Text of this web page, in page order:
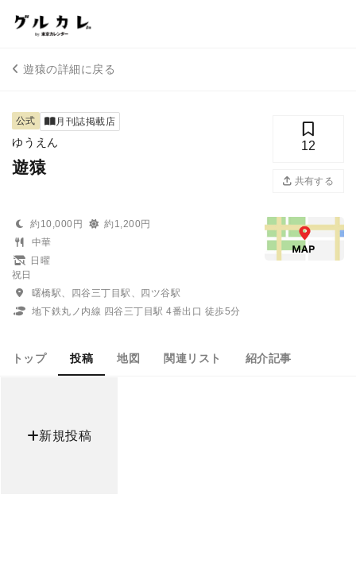
遊猿の詳細に戻る
公式 月刊誌掲載店
ゆうえん
遊猿
12
共有する
約10,000円
約1,200円
中華
日曜
祝日
曙橋駅、四谷三丁目駅、四ツ谷駅
地下鉄丸ノ内線 四谷三丁目駅 4番出口 徒歩5分
トップ 投稿 地図 関連リスト 紹介記事
新規投稿